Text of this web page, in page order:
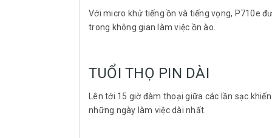
Với micro khử tiếng ồn và tiếng vọng, P710e
trong không gian làm việc ồn ào.
TUỔI THỌ PIN DÀI
Lên tới 15 giờ đàm thoại giữa các lần sạc
những ngày làm việc dài nhất.